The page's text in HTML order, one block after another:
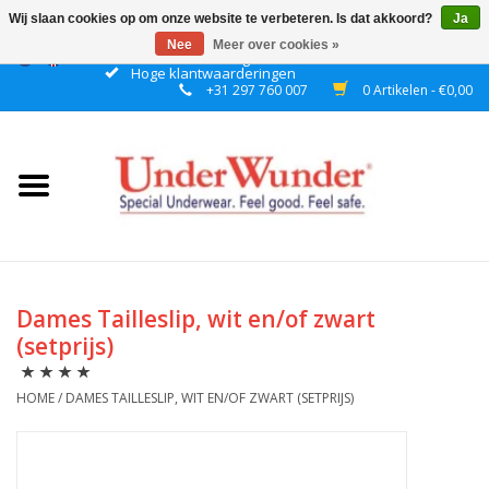
Gratis verzending boven € 50 binnen NL
Hoge klantwaarderingen
+31 297 760 007 0 Artikelen - €0,00
Home
Meisjes
Dames Tailleslip, wit en/of zwart
(setprijs)
HOME/ DAMES TAILLESLIP, WIT EN/OF ZWART (SETPRIJS)
Wij slaan cookies op om onze website te verbeteren. Is dat akkoord?
Ja
Nee
Meer over cookies »